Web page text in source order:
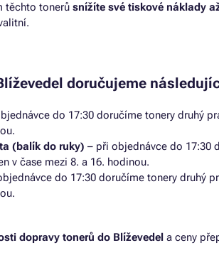
těchto tonerů snížíte své tiskové náklady
doručujeme
do 17:30 doručíme tonery druhý
(balík do ruky) – při objednávce do 17:30
v čase mezi 8. a 16. hodinou.
do 17:30 doručíme tonery druhý
dopravy tonerů do Blíževedel a ceny